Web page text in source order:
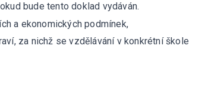
bude tento doklad vydáván.
a ekonomických podmínek,
za nichž se vzdělávání v konkrétní škole